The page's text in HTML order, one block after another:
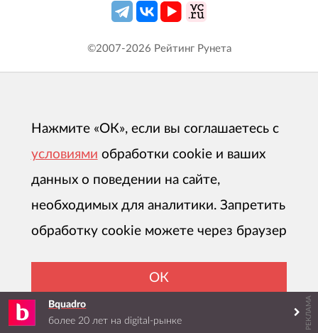
Bquadro
более 20 лет на digital-рынке
РЕКЛАМА
©2007-2026 Рейтинг Рунета
Нажмите «ОК», если вы соглашаетесь с
условиями обработки cookie и ваших
данных о поведении на сайте,
необходимых для аналитики. Запретить
обработку cookie можете через браузер
ОК